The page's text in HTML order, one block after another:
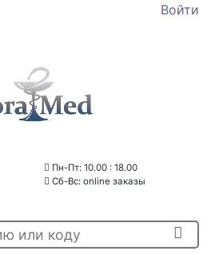
Войти
Пн-Пт: 10.00 : 18.00
Сб-Вс: online заказы